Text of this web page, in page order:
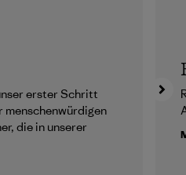
erster Schritt
menschenwürdigen
die in unserer